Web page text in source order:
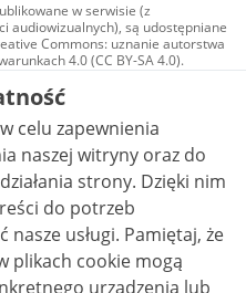
w serwisie (z
audiowizualnych), są udostępniane
Commons: uznanie autorstwa
4.0 (CC BY-SA 4.0).
w tym zdjęcia, materiały
na licencji typu
uznanie autorstwa użycie
utworów zależnych 4.0 (CC BY-
jest to stwierdzone inaczej.
celu zapewnienia
naszej witryny oraz do
strony. Dzięki nim
do potrzeb
Pamiętaj, że
plikach cookie mogą
urządzenia lub